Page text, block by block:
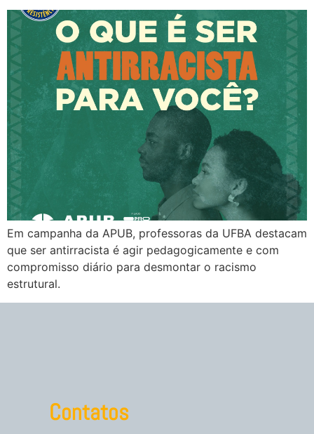
Em campanha da APUB, professoras da UFBA destacam
que ser antirracista é agir pedagogicamente e com
compromisso diário para desmontar o racismo
estrutural.
Contatos